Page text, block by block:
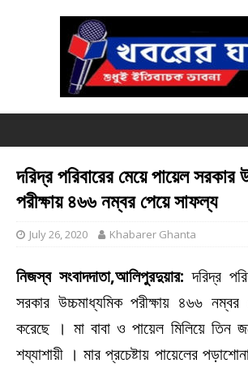
দরিদ্র পরিবারের মেয়ে পায়েল সরকার
পরীক্ষায় ৪৬৬ নম্বর পেয়ে সাফল্য
July 26, 2020 Khabarer Ghanta
নিজস্ব সংবাদদাতা,আলিপুরদুয়ার: দরিদ্র
সরকার উচ্চমাধ্যমিক পরীক্ষায় ৪৬৬
করেছে । মা বাবা ও পায়েল মিলিয়ে তিন
শয্যাশায়ী । মার প্রচেষ্টায় পায়েলের